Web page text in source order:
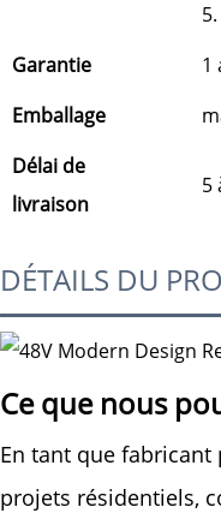
Garantie
1
Emballage
Délai de
livraison
5
DÉTAILS DU
Ce que nous
En tant que
projets résidentiels,